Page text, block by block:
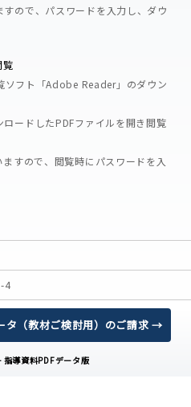
ので、パスワードを入力し、ダウ
ソフト「Adobe Reader」のダウン
ードしたPDFファイルを開き閲覧
すので、閲覧時にパスワードを入
4
タ（教材ご検討用）のご請求 →
指導資料PDFデータ版